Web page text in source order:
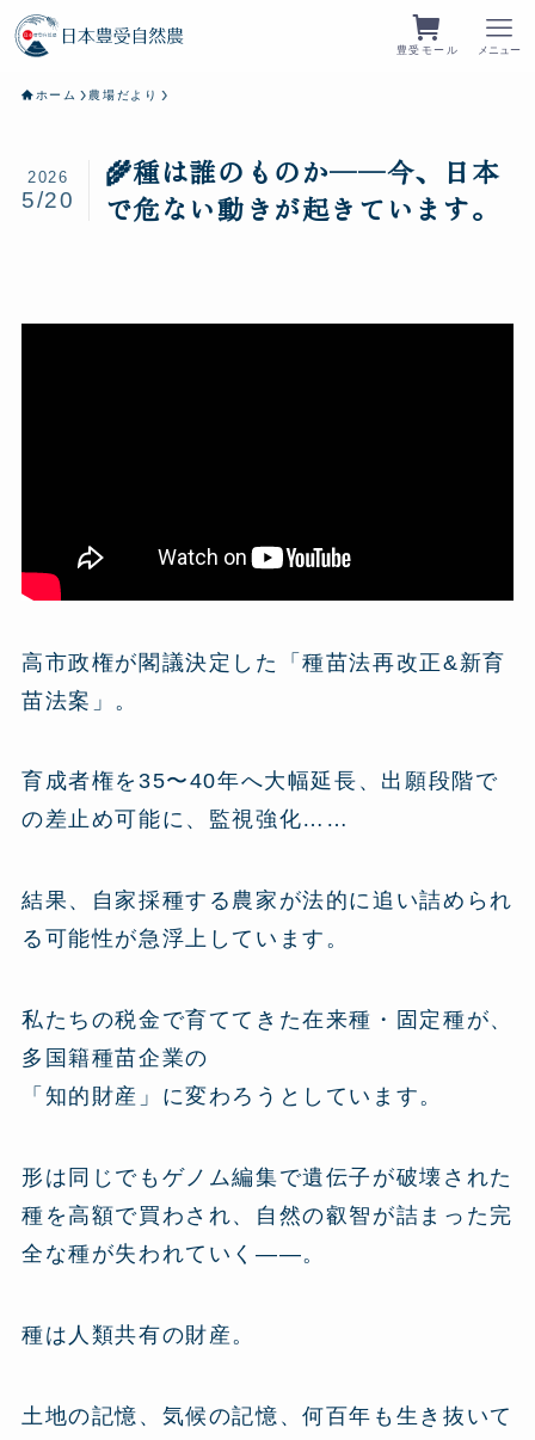
豊受モール メニュー
ホーム 農場だより
🌾種は誰のものか——今、日本
で危ない動きが起きています。
2026
5/20
高市政権が閣議決定した「種苗法再改正&新育
苗法案」。
育成者権を35〜40年へ大幅延長、出願段階で
の差止め可能に、監視強化……
結果、自家採種する農家が法的に追い詰められ
る可能性が急浮上しています。
私たちの税金で育ててきた在来種・固定種が、
多国籍種苗企業の
「知的財産」に変わろうとしています。
形は同じでもゲノム編集で遺伝子が破壊された
種を高額で買わされ、自然の叡智が詰まった完
全な種が失われていく——。
種は人類共有の財産。
土地の記憶、気候の記憶、何百年も生き抜いて